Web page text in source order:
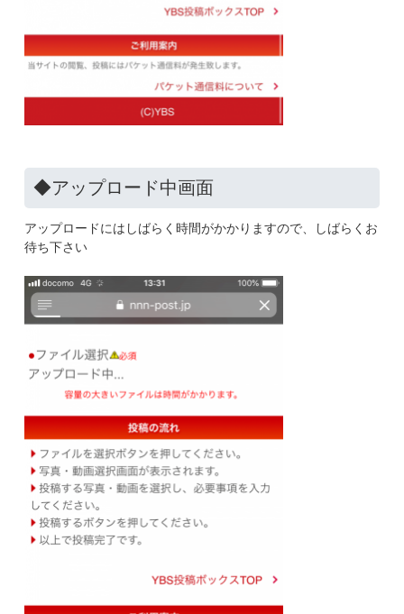
◆アップロード中画面
アップロードにはしばらく時間がかかりますので、しばらくお
待ち下さい